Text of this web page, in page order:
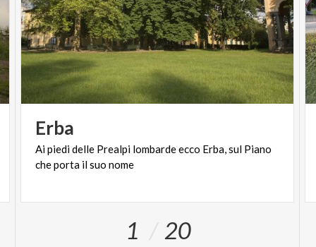
Erba
Aipiedidelle Prealpi lombardeecco Erba, sul Piano
cheporta ilsuo nome
1 20